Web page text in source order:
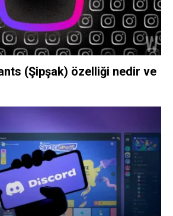
(Şipşak) özelliği nedir ve